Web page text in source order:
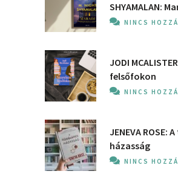
SHYAMALAN:
NINCS
JODI
felsőfokon
NINCS
JENEVA ROSE:
házasság
NINCS